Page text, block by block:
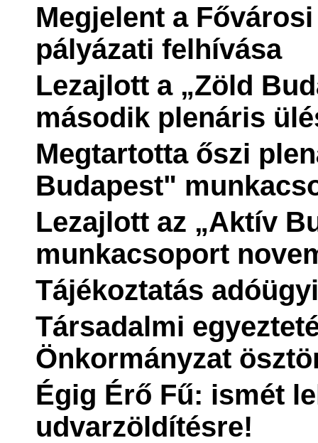
Megjelent a
pályázati felhívása
Lezajlott a „Zöld
második plenáris
Megtartotta őszi
Budapest"
Lezajlott az „Aktív
munkacsoport
Tájékoztatás
Társadalmi
Önkormányzat
Égig Érő Fű: ismét
udvarzöldítésre!